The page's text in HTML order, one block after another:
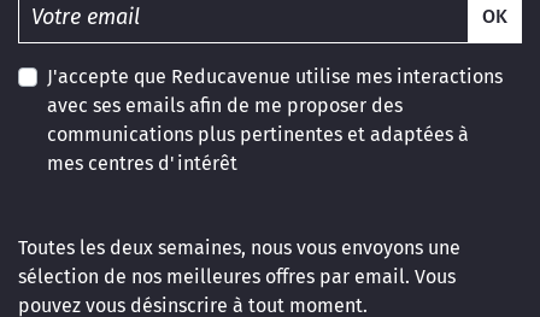
OK
J'accepte que Reducavenue utilise mes interactions
avec ses emails afin de me proposer des
communications plus pertinentes et adaptées à
mes centres d'intérêt
Toutes les deux semaines, nous vous envoyons une
sélection de nos meilleures offres par email. Vous
pouvez vous désinscrire à tout moment.